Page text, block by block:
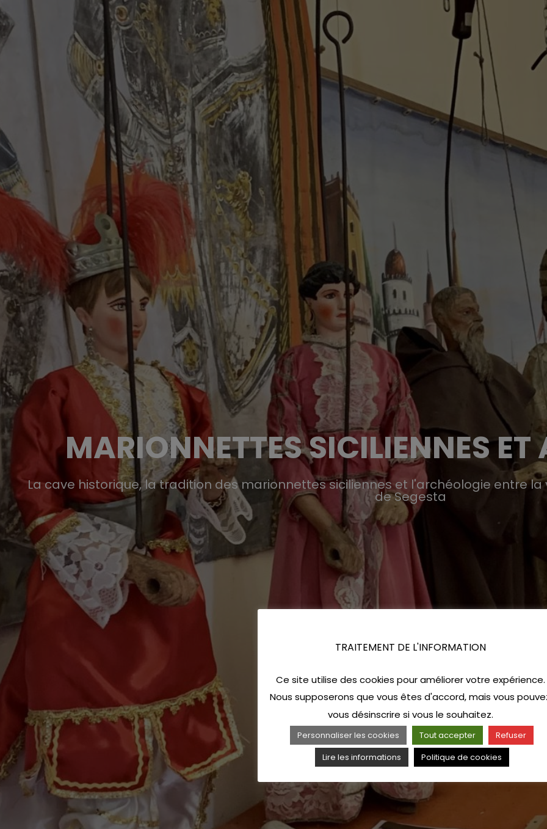
MARIONNETTES SICILIENNES ET
La cave historique, la tradition des marionnettes siciliennes et l'archéologie entre
de Segesta
TRAITEMENT DE L'INFORMATION
Ce site utilise des cookies pour améliorer votre expérience.
Nous supposerons que vous êtes d'accord, mais vous
vous désinscrire si vous le souhaitez.
Personnaliser les cookies Tout accepter
Refuser
Lire les informations
Politique de cookies